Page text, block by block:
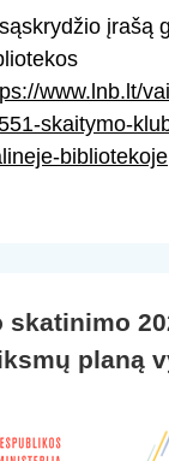
įrašą
www.lnb.lt/
skaitymo-
bibliotekoje
skatinimo
planą